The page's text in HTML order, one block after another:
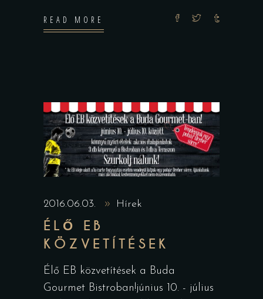
READ MORE
2016.06.03. Hírek
ÉLŐ EB
KÖZVETÍTÉSEK
Élő EB közvetítések a Buda
Gourmet Bistroban!június 10. - július